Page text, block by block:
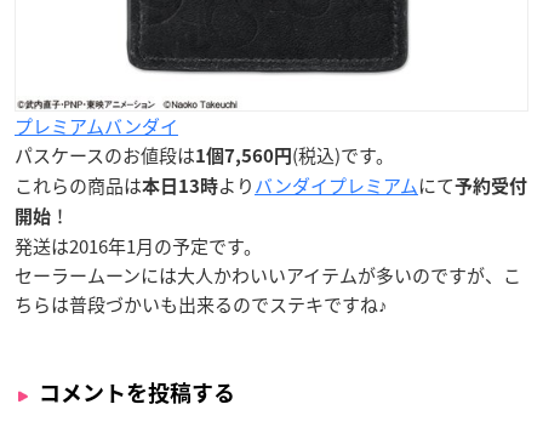
プレミアムバンダイ
パスケースのお値段は1個7,560円 (税込)です。
これらの商品は本日13時よりバンダイプレミアムにて予約受付
開始 ！
発送は2016年1月の予定です。
セーラームーンには大人かわいいアイテムが多いのですが、こ
ちらは普段づかいも出来るのでステキですね♪
コメントを投稿する